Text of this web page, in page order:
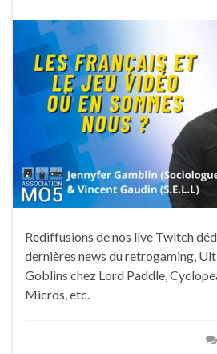
Rediffusions de nos live Twitch
dernières news du retrogaming,
Goblins chez Lord Paddle,
Micros, etc.